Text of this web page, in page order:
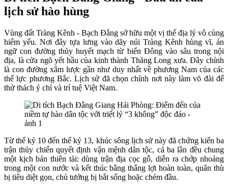
lịch sử hào hùng
Vùng đất Tràng Kênh - Bạch Đằng sở hữu một vị thế địa lý vô cùng
hiểm yếu. Nơi đây tựa lưng vào dãy núi Tràng Kênh hùng vĩ, án
ngữ con đường thủy huyết mạch từ biển Đông vào sâu trong nội
địa, là cửa ngõ yết hầu của kinh thành Thăng Long xưa. Đây chính
là con đường xâm lược gần như duy nhất về phương Nam của các
thế lực phương Bắc. Lịch sử đã chọn chính nơi này làm võ đài để
thử thách ý chí và trí tuệ Việt Nam.
Từ thế kỷ 10 đến thế kỷ 13, khúc sông lịch sử này đã chứng kiến ba
trận thủy chiến quyết định vận mệnh dân tộc, cả ba lần đều chung
một kịch bản thiên tài: dùng trận địa cọc gỗ, diễn ra chớp nhoáng
trong một con nước và kết thúc bằng thắng lợi hoàn toàn, quân thù
bị tiêu diệt gọn, chủ tướng bị bắt sống hoặc chém đầu.